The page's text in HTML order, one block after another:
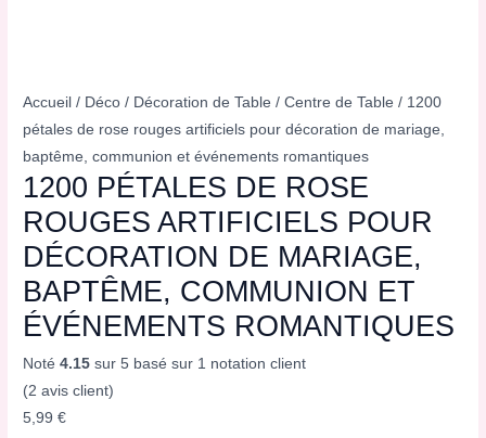
Accueil / Déco / Décoration de Table /Centre de Table / 1200
pétales de rose rouges artificiels pour décoration de mariage,
baptême, communion et événements romantiques
1200 PÉTALES DE ROSE
ROUGES ARTIFICIELS POUR
DÉCORATION DE MARIAGE,
BAPTÊME, COMMUNION ET
ÉVÉNEMENTS ROMANTIQUES
Noté4.15 sur 5 basé sur 1 notation client
(2 avis client)
5,99€